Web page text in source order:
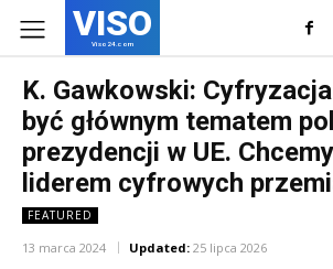
VISO
Viso24.com
K. Gawkowski:
być głównym tematem
prezydencji w UE.
liderem cyfrowych
FEATURED
13 marca 2024 Updated: 25 lipca 2026